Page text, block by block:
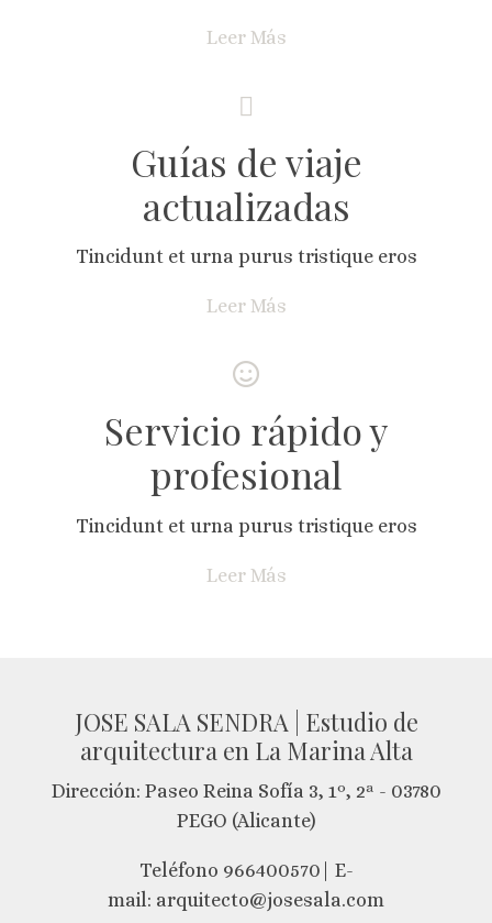
Leer Más
Guías de viaje
actualizadas
Tincidunt et urna purus tristique eros
Leer Más
Servicio rápido y
profesional
Tincidunt et urna purus tristique eros
Leer Más
JOSE SALA SENDRA | Estudio de
arquitectura en La Marina Alta
Dirección: Paseo Reina Sofía 3, 1º, 2ª - 03780
PEGO (Alicante)
Teléfono 966400570| E-
mail: arquitecto@josesala.com